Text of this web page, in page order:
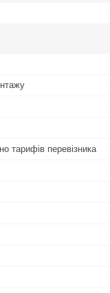
тарифів перевізника